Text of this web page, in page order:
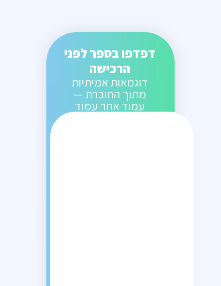
דפדפו בספר לפני
הרכישה
דוגמאות אמיתיות
מתוך החוברת —
עמוד אחר עמוד